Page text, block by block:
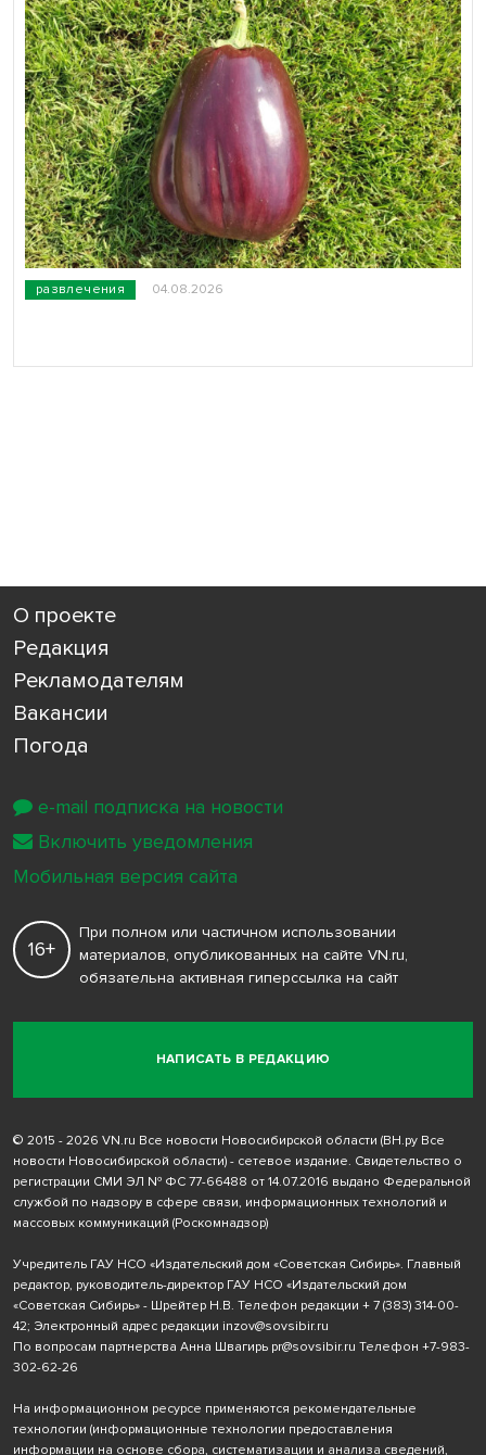
развлечения 04.08.2026
О проекте
Редакция
Рекламодателям
Вакансии
Погода
НАПИСАТЬ В РЕДАКЦИЮ
16+
При полном или частичном использовании
материалов, опубликованных на сайте VN.ru,
обязательна активная гиперссылка на сайт
© 2015 - 2026 VN.ru Все новости Новосибирской области (ВН.ру Все
новости Новосибирской области) - сетевое издание. Свидетельство о
регистрации СМИ ЭЛ № ФС 77-66488 от 14.07.2016 выдано Федеральной
службой по надзору в сфере связи, информационных технологий и
массовых коммуникаций (Роскомнадзор)
Учредитель ГАУ НСО «Издательский дом «Советская Сибирь». Главный
редактор, руководитель-директор ГАУ НСО «Издательский дом
«Советская Сибирь» - Шрейтер Н.В. Телефон редакции + 7 (383) 314-00-
42; Электронный адрес редакции inzov@sovsibir.ru
По вопросам партнерства Анна Швагирь pr@sovsibir.ru Телефон +7-983-
302-62-26
На информационном ресурсе применяются рекомендательные
технологии (информационные технологии предоставления
информации на основе сбора, систематизации и анализа сведений,
e-mail подписка на новости
Включить уведомления
Мобильная версия сайта